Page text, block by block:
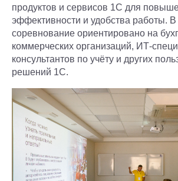
продуктов и сервисов 1С для
эффективности и удобства работы. В
соревнование ориентировано на
коммерческих организаций, ИТ-
консультантов по учёту и других
решений 1С.